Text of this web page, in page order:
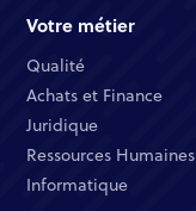
Votre métier
Qualité​
Achats et Finance ​
Juridique​​
Ressources Humaines​
Informatique ​